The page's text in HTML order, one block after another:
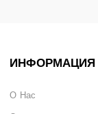
ИНФОРМАЦИЯ
О Нас